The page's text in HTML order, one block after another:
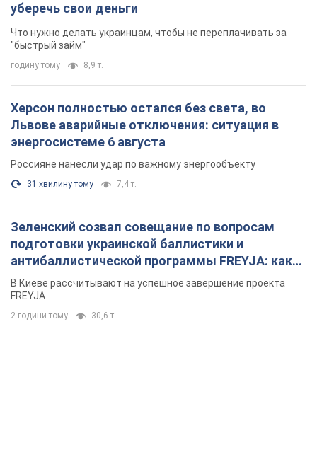
уберечь свои деньги
Что нужно делать украинцам, чтобы не переплачивать за
"быстрый займ"
годину тому 8,9 т.
Херсон полностью остался без света, во
Львове аварийные отключения: ситуация в
энергосистеме 6 августа
Россияне нанесли удар по важному энергообъекту
31 хвилину тому 7,4 т.
Зеленский созвал совещание по вопросам
подготовки украинской баллистики и
антибаллистической программы FREYJA: какие
решения готовятся
В Киеве рассчитывают на успешное завершение проекта
FREYJA
2 години тому 30,6 т.